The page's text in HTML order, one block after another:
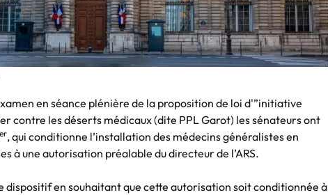
en séance plénière de la proposition de loi d'”initiative
contre les déserts médicaux (dite PPL Garot) les sénateurs ont
er, qui conditionne l’installation des médecins généralistes en
à une autorisation préalable du directeur de l’ARS.
dispositif en souhaitant que cette autorisation soit conditionnée à